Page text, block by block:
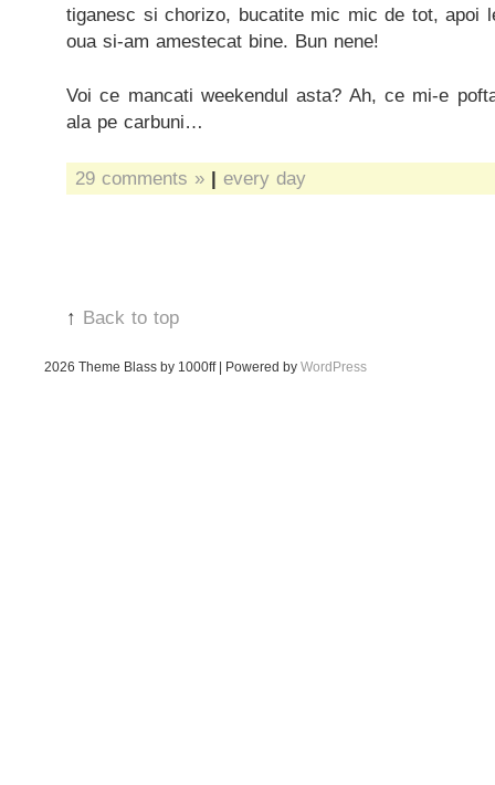
tiganesc si chorizo, bucatite mic mic de tot, apoi
oua si-am amestecat bine. Bun nene!
Voi ce mancati weekendul asta? Ah, ce mi-e
ala pe carbuni…
29 comments » | every day
↑ Back to top
2026 Theme Blass by 1000ff | Powered by WordPress